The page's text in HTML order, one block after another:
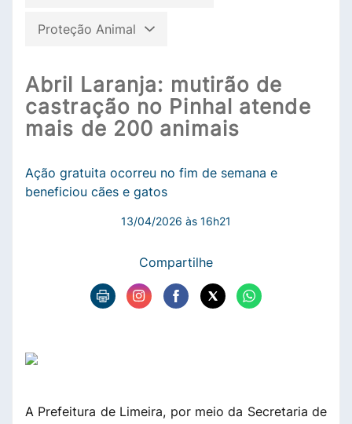
Proteção Animal
Abril Laranja: mutirão de
castração no Pinhal atende
mais de 200 animais
Ação gratuita ocorreu no fim de semana e
beneficiou cães e gatos
13/04/2026 às 16h21
Compartilhe
A Prefeitura de Limeira, por meio da Secretaria de